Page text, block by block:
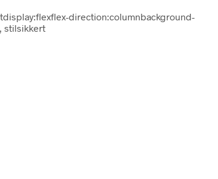
direction:columnbackground-
stilsikkert